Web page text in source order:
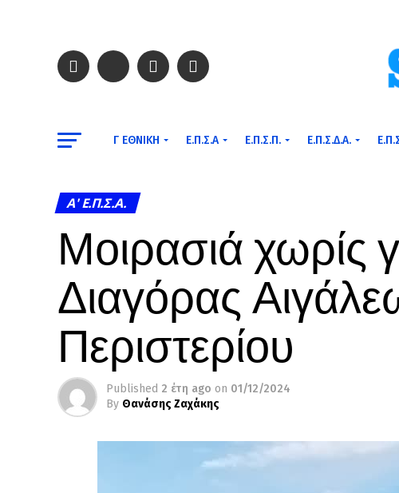
Γ ΕΘΝΙΚΉ Ε.Π.Σ.Α Ε.Π.Σ.Π. Ε.Π.Σ.Δ.Α.
A' Ε.Π.Σ.Α.
Μοιρασιά χωρίς
Διαγόρας
Περιστερίου
Published 2 έτη ago on 01/12/2024
By Θανάσης Ζαχάκης